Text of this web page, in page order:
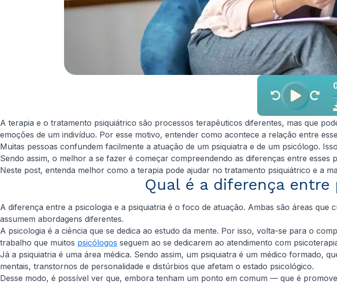
A terapia e o tratamento psiquiátrico são processos terapêuticos diferentes, mas que
emoções de um indivíduo. Por esse motivo, entender como acontece a relação entre
Muitas pessoas confundem facilmente a atuação de um psiquiatra e de um psicólogo.
Sendo assim, o melhor a se fazer é começar compreendendo as diferenças entre esses
Neste post, entenda melhor como a terapia pode ajudar no tratamento psiquiátrico e a
Qual é a diferença
A diferença entre a psicologia e a psiquiatria é o foco de atuação. Ambas são áreas
assumem abordagens diferentes.
A psicologia é a ciência que se dedica ao estudo da mente. Por isso, volta-se para o
trabalho que muitos psicólogos seguem ao se dedicarem ao atendimento com
Já a psiquiatria é uma área médica. Sendo assim, um psiquiatra é um médico formado,
mentais, transtornos de personalidade e distúrbios que afetam o estado psicológico.
Desse modo, é possível ver que, embora tenham um ponto em comum — que é